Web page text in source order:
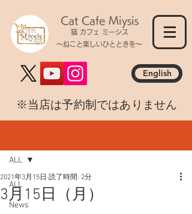
Cat Cafe Miysis
猫 カフェ ミーシス
～ねこと楽しいひとときを～
English
​※当店は予約制ではありません
ALL
News
ALL
3月15日（月）
2021年3月15日 読了時間: 2分